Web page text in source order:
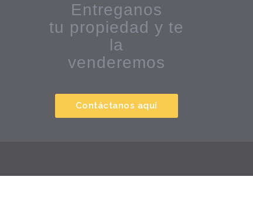
Entreganos
tu propiedad y te
la
venderemos
Contáctanos aquí